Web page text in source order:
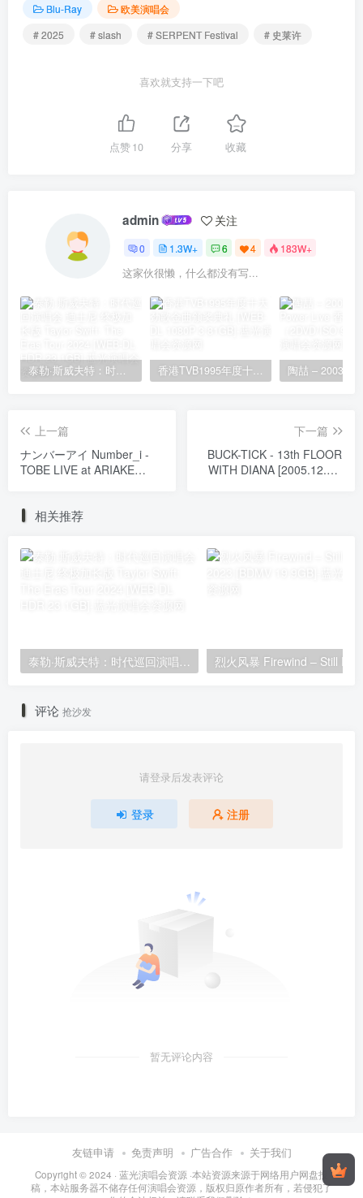
Blu-Ray
欧美演唱会
# 2025
# slash # SERPENT Festival # 史莱许
喜欢就支持一下吧
点赞10 分享 收藏
admin 关注
0 1.3W+ 6 4 183W+
这家伙很懒，什么都没有写...
泰勒·斯威夫特：时代巡回演唱会 迪士尼·终极加长版 Taylor Swift: The Eras Tour 2024 [WEB-DL HDR 23.1GB] 香港TVB1995年度十大劲歌金曲颁奖典礼 [WEB-DL 1080P 3.81GB]
上一篇
ナンバーアイ Number_i -
TOBE LIVE at ARIAKE
67.5GB]
下一篇
BUCK-TICK - 13th FLOOR
WITH DIANA [2005.12.14]
相关推荐
泰勒·斯威夫特：时代巡回演唱会 迪士尼·终极加长版 Taylor Swift: The Eras Tour 2024 [WEB-DL HDR 23.1GB]
评论 抢沙发
请登录后发表评论
登录 注册
暂无评论内容
友链申请 免责声明 广告合作 关于我们
Copyright © 2024 · 蓝光演唱会资源 ·本站资源来源于网络用户网盘投
稿，本站服务器不储存任何演唱会资源，版权归原作者所有，若侵犯了